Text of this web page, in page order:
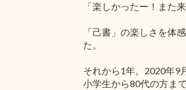
「楽しかったー！また
「己書」の楽しさを体
た。
それから1年。2020年9
小学生から80代の方ま